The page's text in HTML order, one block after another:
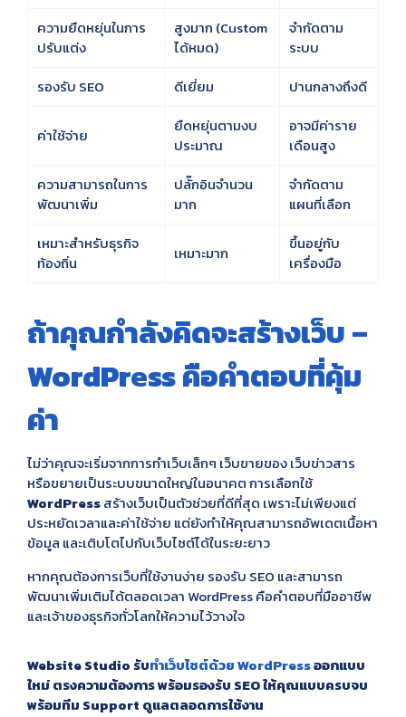
ความยืดหยุ่นในการ
ปรับแต่ง
สูงมาก (Custom
ได้หมด)
จำกัดตาม
ระบบ
รองรับ SEO
ดีเยี่ยม ปานกลางถึงดี
ค่าใช้จ่าย
ยืดหยุ่นตามงบ
ประมาณ
อาจมีค่าราย
เดือนสูง
ความสามารถในการ
พัฒนาเพิ่ม
ปลั๊กอินจำนวน
มาก
จำกัดตาม
แผนที่เลือก
เหมาะสำหรับธุรกิจ
ท้องถิ่น
เหมาะมาก
ขึ้นอยู่กับ
เครื่องมือ
ถ้าคุณกำลังคิดจะสร้างเว็บ –
WordPress คือคำตอบที่คุ้ม
ค่า
ไม่ว่าคุณจะเริ่มจากการทำเว็บเล็กๆ เว็บขายของ เว็บข่าวสาร
หรือขยายเป็นระบบขนาดใหญ่ในอนาคต การเลือกใช้
WordPressสร้างเว็บเป็นตัวช่วยที่ดีที่สุด เพราะไม่เพียงแต่
ประหยัดเวลาและค่าใช้จ่าย แต่ยังทำให้คุณสามารถอัพเดตเนื้อหา
ข้อมูล และเติบโตไปกับเว็บไซต์ได้ในระยะยาว
หากคุณต้องการเว็บที่ใช้งานง่าย รองรับ SEO และสามารถ
พัฒนาเพิ่มเติมได้ตลอดเวลา WordPress คือคำตอบที่มืออาชีพ
และเจ้าของธุรกิจทั่วโลกให้ความไว้วางใจ
Website Studio รับทำเว็บไซต์ด้วย WordPressออกแบบ
ใหม่ ตรงความต้องการ พร้อมรองรับ SEO ให้คุณแบบครบจบ
พร้อมทีม Support ดูแลตลอดการใช้งาน